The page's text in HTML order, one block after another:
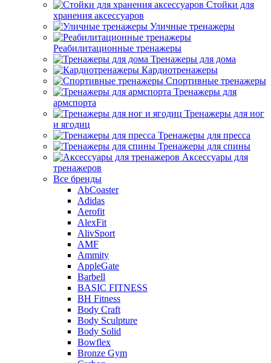
Стойки для
хранения аксессуаров
Уличные тренажеры
Реабилитационные тренажеры
Тренажеры для дома
Кардиотренажеры
Спортивные тренажеры
Тренажеры для
армспорта
Тренажеры для ног
и ягодиц
Тренажеры для пресса
Тренажеры для спины
Аксессуары для
тренажеров
Все бренды
AbCoaster
Adidas
Aerofit
AlexFit
AlivSport
AMF
Ammity
AppleGate
Barbell
BASIC FITNESS
BH Fitness
Body Craft
Body Sculpture
Body Solid
Bowflex
Bronze Gym